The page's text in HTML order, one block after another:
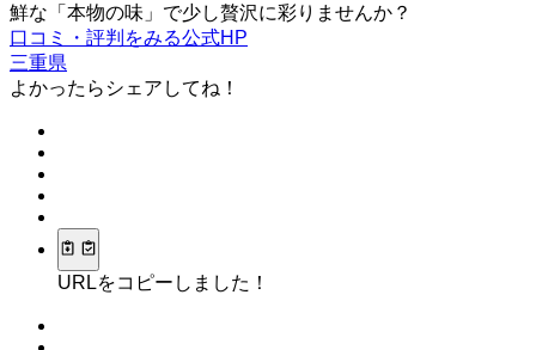
鮮な「本物の味」で少し贅沢に彩りませんか？
口コミ・評判をみる公式HP
三重県
よかったらシェアしてね！
URLをコピーしました！